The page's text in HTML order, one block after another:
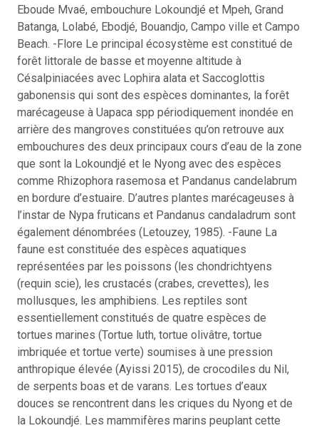
Eboude Mvaé, embouchure Lokoundjé et Mpeh, Grand
Batanga, Lolabé, Ebodjé, Bouandjo, Campo ville et Campo
Beach. -Flore Le principal écosystème est constitué de
forêt littorale de basse et moyenne altitude à
Césalpiniacées avec Lophira alata et Saccoglottis
gabonensis qui sont des espèces dominantes, la forêt
marécageuse à Uapaca spp périodiquement inondée en
arrière des mangroves constituées qu’on retrouve aux
embouchures des deux principaux cours d’eau de la zone
que sont la Lokoundjé et le Nyong avec des espèces
comme Rhizophora rasemosa et Pandanus candelabrum
en bordure d’estuaire. D’autres plantes marécageuses à
l’instar de Nypa fruticans et Pandanus candaladrum sont
également dénombrées (Letouzey, 1985). -Faune La
faune est constituée des espèces aquatiques
représentées par les poissons (les chondrichtyens
(requin scie), les crustacés (crabes, crevettes), les
mollusques, les amphibiens. Les reptiles sont
essentiellement constitués de quatre espèces de
tortues marines (Tortue luth, tortue olivâtre, tortue
imbriquée et tortue verte) soumises à une pression
anthropique élevée (Ayissi 2015), de crocodiles du Nil,
de serpents boas et de varans. Les tortues d’eaux
douces se rencontrent dans les criques du Nyong et de
la Lokoundjé. Les mammifères marins peuplant cette